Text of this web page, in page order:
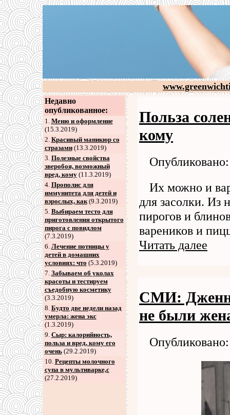
Недавно
опубликованное:
1. Меню и оформление
(15.3.2019)
2. Красивый маникюр со
стразами(13.3.2019)
3. Полезные свойства
зверобоя, возможный
вред, кому(11.3.2019)
4. Прополис для
иммунитета для детей и
взрослых, как(9.3.2019)
5. Выбираем тесто для
приготовления открытого
пирога с повидлом
(7.3.2019)
6. Лечение потницы у
детей в домашних
условиях: что (5.3.2019)
7. Забываем об уколах
красоты и тестируем
съедобную косметику
(3.3.2019)
8. Будто две недели назад
умерла: жена экс
(1.3.2019)
9. Сыр: калорийность,
польза и вред, кому его
очень(29.2.2019)
10. Рецепты молочного
супа в мультиварке,с
(27.2.2019)
Польза
кому
Их можно и
для засолки. Из
пирогов и
вареников и
Читать далее
СМИ:
не были